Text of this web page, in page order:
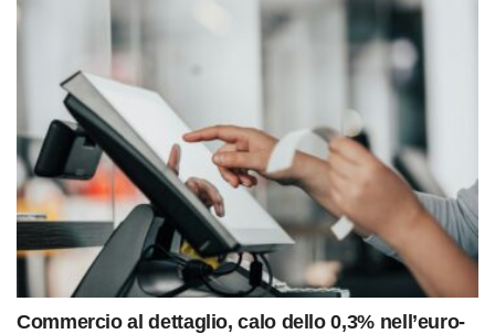
Commercio al dettaglio, calo dello 0,3% nell’euro-